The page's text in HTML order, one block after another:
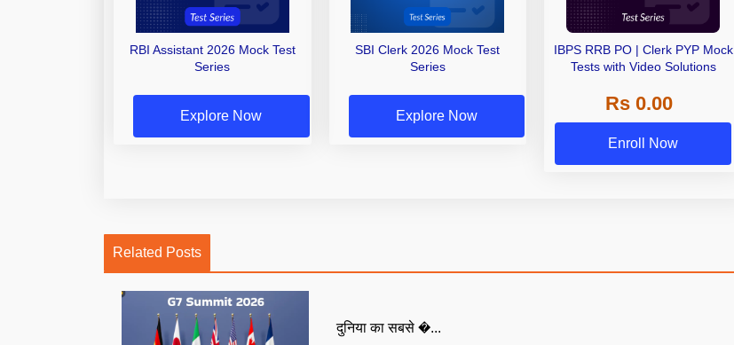
RBI Assistant 2026 Mock Test
Series
Explore Now
SBI Clerk 2026 Mock Test
Series
Explore Now
IBPS RRB PO | Clerk PYP Mock
Tests with Video Solutions
Rs 0.00
Enroll Now
Related Posts
दुनिया का सबसे �...